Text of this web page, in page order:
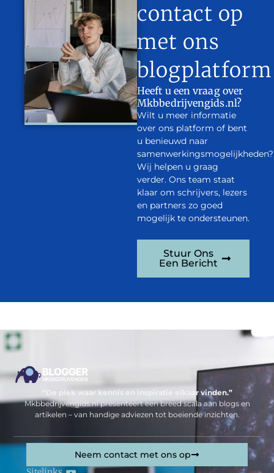
contact op
met ons
blogplatform
Heeft u een vraag over
Mkbbedrijvengids.nl?
Wilt u meer informatie
over ons platform of bent
u benieuwd naar
samenwerkingsmogelijkheden?
Wij helpen u graag
verder. Ons team staat
klaar om schrijvers, lezers
en partners zo goed
mogelijk te ondersteunen.
Stuur Ons
Een Bericht
“De plek waar kennis en inspiratie elkaar vinden.”
Mkbbedrijvengids.nl presenteert een breed scala aan blogs en
artikelen – van handige adviezen tot boeiende inzichten.
Neem contact met ons op